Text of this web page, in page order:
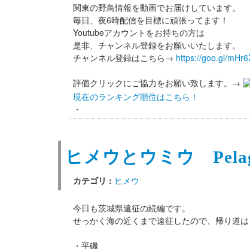
関東の野鳥情報を動画でお届けしています。
毎日、夜6時配信を目標に頑張ってます！
Youtubeアカウントをお持ちの方は
是非、チャンネル登録をお願いいたします。
チャンネル登録はこちら→ https://goo.gl/
評価クリックにご協力をお願い致します。→
現在のランキング順位はこちら！
・
ヒメウとウミウ
カテゴリ : ヒメウ
今日も茨城県遠征の続編です。
せっかく海の近くまで遠征したので、帰り道
・平磯